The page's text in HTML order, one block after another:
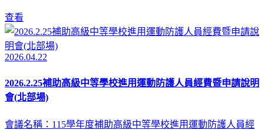
查看
2026.04.22
2026.2.25補助高級中等學校進用運動防護人員經費暨申請說明
會(北部場)
會議名稱：115學年度補助高級中等學校進用運動防護人員經